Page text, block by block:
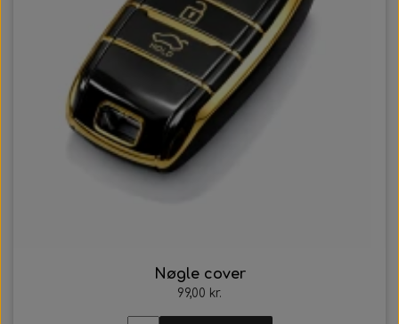
Nøgle cover
99,00 kr.